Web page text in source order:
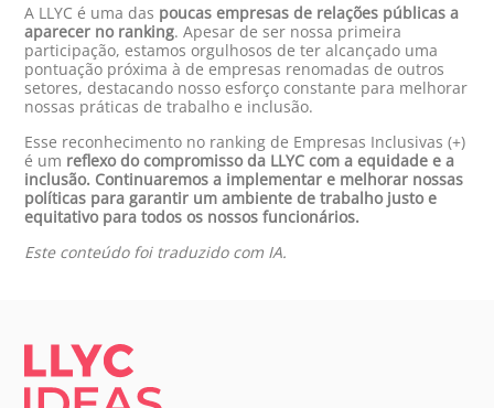
A LLYC é uma das poucas empresas de relações públicas a
aparecer no ranking. Apesar de ser nossa primeira
participação, estamos orgulhosos de ter alcançado uma
pontuação próxima à de empresas renomadas de outros
setores, destacando nosso esforço constante para melhorar
nossas práticas de trabalho e inclusão.
Esse reconhecimento no ranking de Empresas Inclusivas (+)
é um reflexo do compromisso da LLYC com a equidade e a
inclusão. Continuaremos a implementar e melhorar nossas
políticas para garantir um ambiente de trabalho justo e
equitativo para todos os nossos funcionários.
Este conteúdo foi traduzido com IA.
LLYC IDEAS.